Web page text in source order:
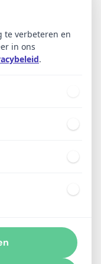
instellingen’.
is
deze terug
zal deze
te verbeteren en
in ons
.